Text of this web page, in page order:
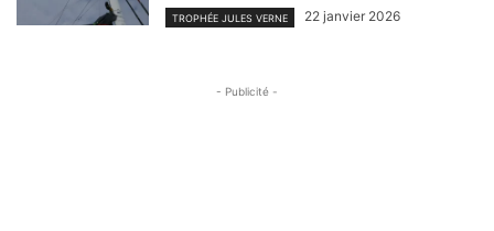
TROPHÉE JULES VERNE 22 janvier 2026
- Publicité -